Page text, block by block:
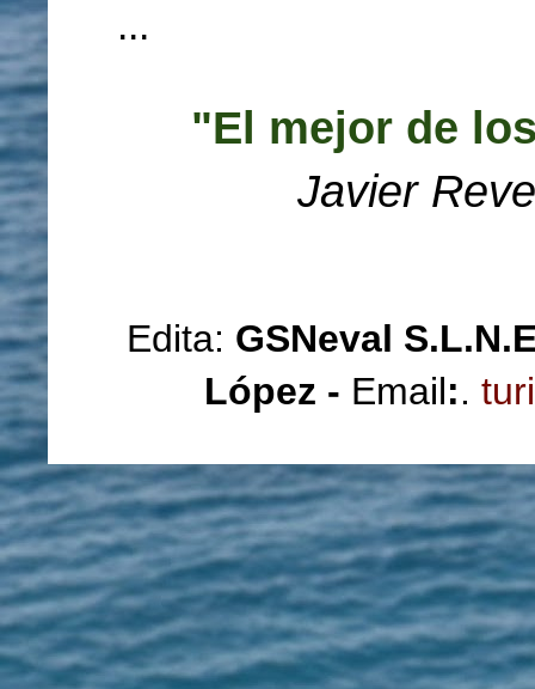
...
"El mejor de
Javier
Edita: GSNeval
López - Email:.